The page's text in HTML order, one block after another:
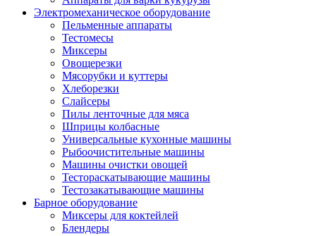
Электромеханическое оборудование
Пельменные аппараты
Тестомесы
Миксеры
Овощерезки
Мясорубки и куттеры
Хлеборезки
Слайсеры
Пилы ленточные для мяса
Шприцы колбасные
Универсальные кухонные машины
Рыбоочистительные машины
Машины очистки овощей
Тестораскатывающие машины
Тестозакатывающие машины
Барное оборудование
Миксеры для коктейлей
Блендеры